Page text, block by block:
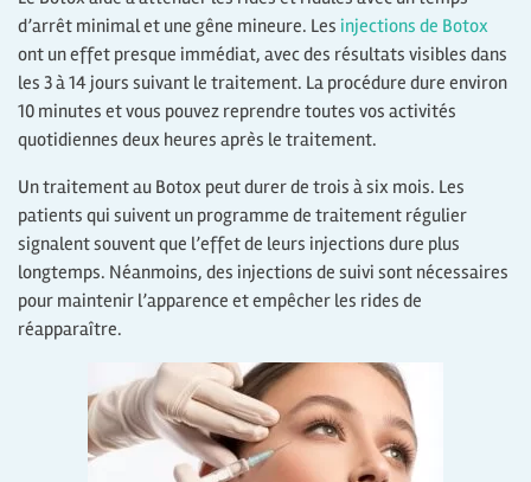
d’arrêt minimal et une gêne mineure. Les injections de Botox
ont un effet presque immédiat, avec des résultats visibles dans
les 3 à 14 jours suivant le traitement. La procédure dure environ
10 minutes et vous pouvez reprendre toutes vos activités
quotidiennes deux heures après le traitement.
Un traitement au Botox peut durer de trois à six mois. Les
patients qui suivent un programme de traitement régulier
signalent souvent que l’effet de leurs injections dure plus
longtemps. Néanmoins, des injections de suivi sont nécessaires
pour maintenir l’apparence et empêcher les rides de
réapparaître.